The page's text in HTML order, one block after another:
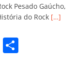
ar
Pesado Gaúcho,
do Rock […]
C